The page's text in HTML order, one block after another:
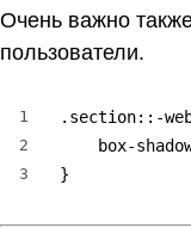
Очень важно
пользователи.
1
2
3
.section::-
box-
}